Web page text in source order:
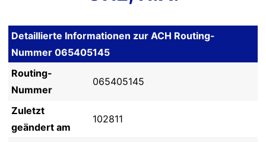
Detaillierte Informationen zur ACH Routing-
Nummer 065405145
Routing-
Nummer
065405145
Zuletzt
geändert am
102811